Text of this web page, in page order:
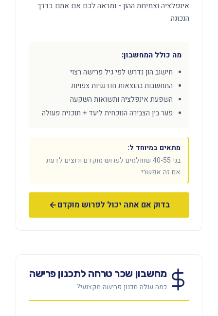
אינפלציה וצמיחת ההון - ומראה לכם אם אתם בדרך
הנכונה.
מה כולל המחשבון:
חישוב הון נדרש לפי גיל פרישה רצוי
התחשבות בהוצאות חודשיות צפויות
השפעת אינפלציה ותשואות השקעה
פער בין הצבירה הנוכחית ליעד + תוכנית פעולה
מתאים במיוחד ל:
בני 40-55 שחולמים לפרוש מוקדם ורוצים לדעת
אם זה אפשרי
בדוק אם אתה יכול לפרוש מוקדם
מחשבון שכר טרחה לתכנון פרישה
כמה עולה תכנון פרישה מקצועי?